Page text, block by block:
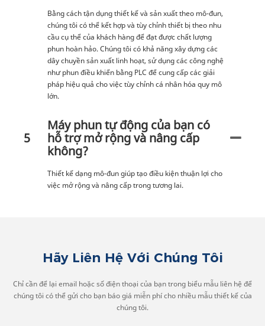
Bằng cách tận dụng thiết kế và sản xuất theo mô-đun,
chúng tôi có thể kết hợp và tùy chỉnh thiết bị theo nhu
cầu cụ thể của khách hàng để đạt được chất lượng
phun hoàn hảo. Chúng tôi có khả năng xây dựng các
dây chuyền sản xuất linh hoạt, sử dụng các công nghệ
như phun điều khiển bằng PLC để cung cấp các giải
pháp hiệu quả cho việc tùy chỉnh cá nhân hóa quy mô
lớn.
5
Máy phun tự động của bạn có
hỗ trợ mở rộng và nâng cấp
không?
Thiết kế dạng mô-đun giúp tạo điều kiện thuận lợi cho
việc mở rộng và nâng cấp trong tương lai.
Hãy Liên Hệ Với Chúng Tôi
Chỉ cần để lại email hoặc số điện thoại của bạn trong biểu mẫu liên hệ để
chúng tôi có thể gửi cho bạn báo giá miễn phí cho nhiều mẫu thiết kế của
chúng tôi.